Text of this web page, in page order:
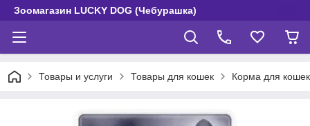
Зоомагазин LUCKY DOG (Чебурашка)
Товары и услуги Товары для кошек Корма для